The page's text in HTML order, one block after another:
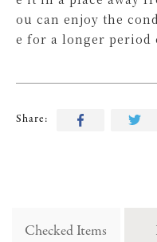
ou can enjoy the
e for a longer period
Share:
Checked Items